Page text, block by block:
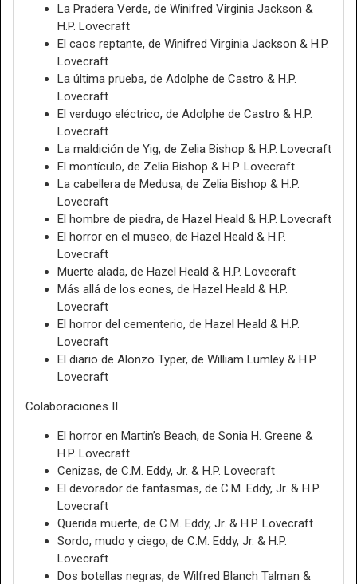
La Pradera Verde, de Winifred Virginia Jackson &
H.P. Lovecraft
El caos reptante, de Winifred Virginia Jackson & H.P.
Lovecraft
La última prueba, de Adolphe de Castro & H.P.
Lovecraft
El verdugo eléctrico, de Adolphe de Castro & H.P.
Lovecraft
La maldición de Yig, de Zelia Bishop & H.P. Lovecraft
El montículo, de Zelia Bishop & H.P. Lovecraft
La cabellera de Medusa, de Zelia Bishop & H.P.
Lovecraft
El hombre de piedra, de Hazel Heald & H.P. Lovecraft
El horror en el museo, de Hazel Heald & H.P.
Lovecraft
Muerte alada, de Hazel Heald & H.P. Lovecraft
Más allá de los eones, de Hazel Heald & H.P.
Lovecraft
El horror del cementerio, de Hazel Heald & H.P.
Lovecraft
El diario de Alonzo Typer, de William Lumley & H.P.
Lovecraft
Colaboraciones II
El horror en Martin’s Beach, de Sonia H. Greene &
H.P. Lovecraft
Cenizas, de C.M. Eddy, Jr. & H.P. Lovecraft
El devorador de fantasmas, de C.M. Eddy, Jr. & H.P.
Lovecraft
Querida muerte, de C.M. Eddy, Jr. & H.P. Lovecraft
Sordo, mudo y ciego, de C.M. Eddy, Jr. & H.P.
Lovecraft
Dos botellas negras, de Wilfred Blanch Talman &